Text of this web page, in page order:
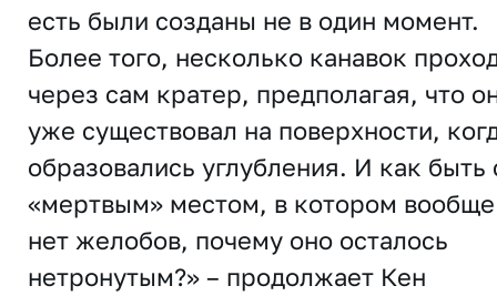
есть были созданы не в один момент.
Более того, несколько канавок
через сам кратер, предполагая, что
уже существовал на поверхности,
образовались углубления. И как быть
«мертвым» местом, в котором вообще
нет желобов, почему оно осталось
нетронутым?» – продолжает Кен